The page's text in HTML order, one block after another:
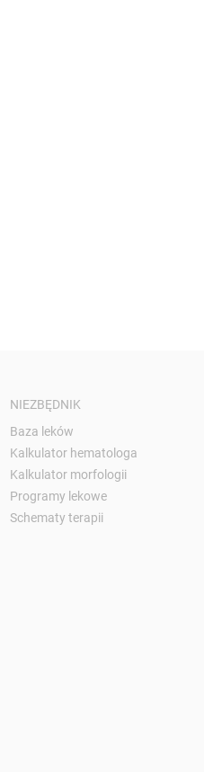
NIEZBĘDNIK
Baza leków
Kalkulator hematologa
Kalkulator morfologii
Programy lekowe
Schematy terapii